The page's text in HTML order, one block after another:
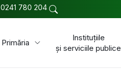
0241 780 204
Primăria
Instituțiile
și serviciile publice